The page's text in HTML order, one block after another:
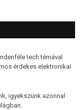
tech témával
érdekes elektronikai
igyekszünk azonnal